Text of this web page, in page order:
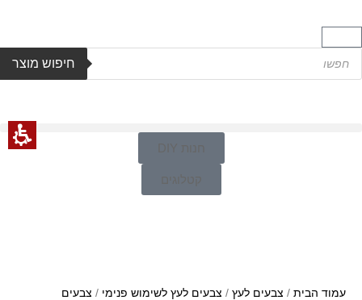
חיפוש מוצר
חנות DIY
קטלוגים
עמוד הבית / צבעים לעץ / צבעים לעץ לשימוש פנימי / צבעים